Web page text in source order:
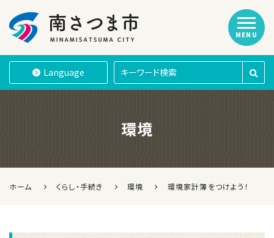
南さつま市
Language
MENU
環境
ホーム くらし・手続き 環境 環境家計簿をつけよう！